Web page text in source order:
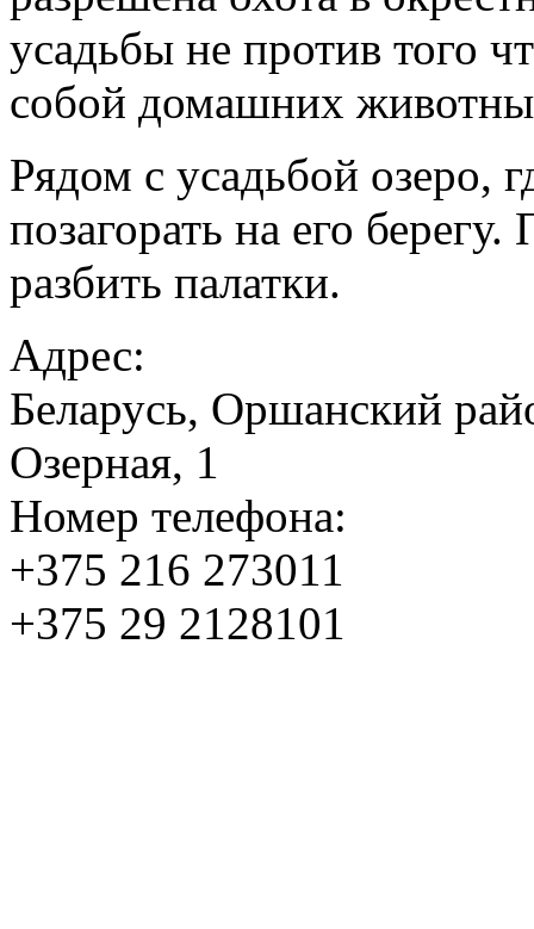
усадьбы не против того
собой домашних
Рядом с усадьбой озеро,
позагорать на его
разбить палатки.
Адрес:
Беларусь, Оршанский
Озерная, 1
Номер телефона:
+375 216 273011
+375 29 2128101